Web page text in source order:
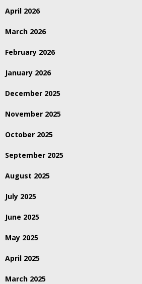
April 2026
March 2026
February 2026
January 2026
December 2025
November 2025
October 2025
September 2025
August 2025
July 2025
June 2025
May 2025
April 2025
March 2025